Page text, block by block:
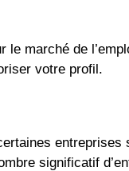
le marché de
votre profil.
significatif